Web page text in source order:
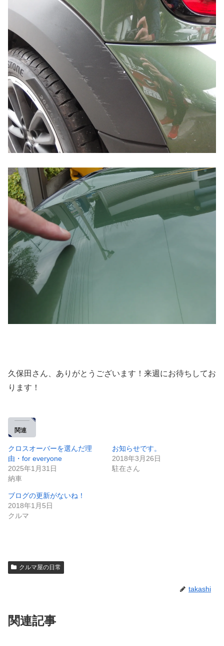
久保田さん、ありがとうございます！来週にお待ちしてお
ります！
関連
クロスオーバーを選んだ理
由・for everyone
2025年1月31日
納車
お知らせです。
2018年3月26日
駐在さん
ブログの更新がないね！
2018年1月5日
クルマ
クルマ屋の日常
takashi
関連記事